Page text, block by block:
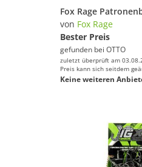
von Fox Rage
Bester Preis
gefunden bei OTTO
zuletzt überprüft am
Preis kann sich seitdem
Keine weiteren